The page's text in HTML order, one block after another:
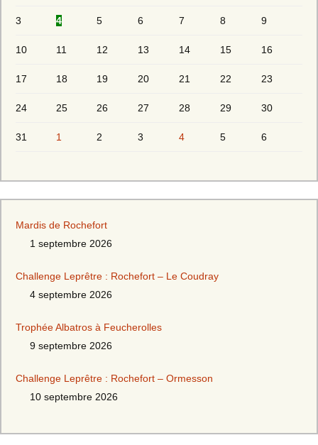
3 4 5 6 7 8 9
10 11 12 13 14 15 16
17 18 19 20 21 22 23
24 25 26 27 28 29 30
31 1 2 3 4 5 6
Mardis de Rochefort
1 septembre 2026
Challenge Leprêtre : Rochefort – Le Coudray
4 septembre 2026
Trophée Albatros à Feucherolles
9 septembre 2026
Challenge Leprêtre : Rochefort – Ormesson
10 septembre 2026